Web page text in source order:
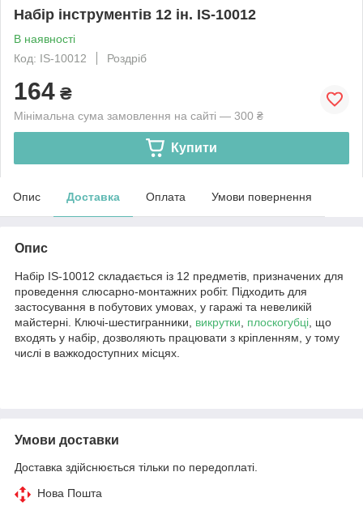
Набір інструментів 12 ін. IS-10012
В наявності
Код: IS-10012
Роздріб
164 ₴
Мінімальна сума замовлення на сайті — 300 ₴
Купити
Опис Доставка Оплата Умови повернення
Опис
Набір IS-10012 складається із 12 предметів, призначених для
проведення слюсарно-монтажних робіт. Підходить для
застосування в побутових умовах, у гаражі та невеликій
майстерні. Ключі-шестигранники, викрутки плоскогубці , що
входять у набір, дозволяють працювати з кріпленням, у тому
числі в важкодоступних місцях.
Умови доставки
Доставка здійснюється тільки по передоплаті.
Нова Пошта